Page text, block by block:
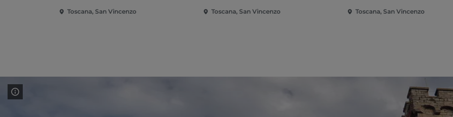
Toscana, San Vincenzo Toscana, San Vincenzo Toscana, San Vincenzo